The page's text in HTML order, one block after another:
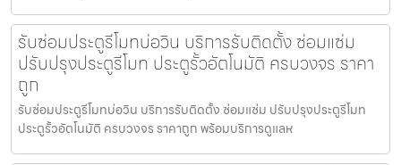
รับซ่อมประตูรีโมทบ่อวิน บริการรับติดตั้ง ซ่อมแซ่ม
ปรับปรุงประตูรีโมท ประตูรั้วอัตโนมัติ ครบวงจร ราคา
ถูก
รับซ่อมประตูรีโมทบ่อวิน บริการรับติดตั้ง ซ่อมแซ่ม ปรับปรุงประตูรีโมท
ประตูรั้วอัตโนมัติ ครบวงจร ราคาถูก พร้อมบริการดูแลห